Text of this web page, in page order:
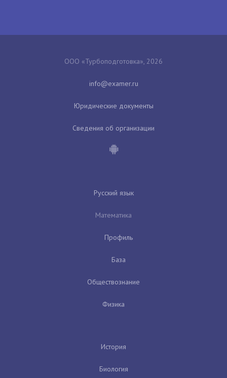
ООО «Турбоподготовка», 2026
Юридические документы
Сведения об организации
Русский язык
Математика
Профиль
База
Обществознание
Физика
История
Биология